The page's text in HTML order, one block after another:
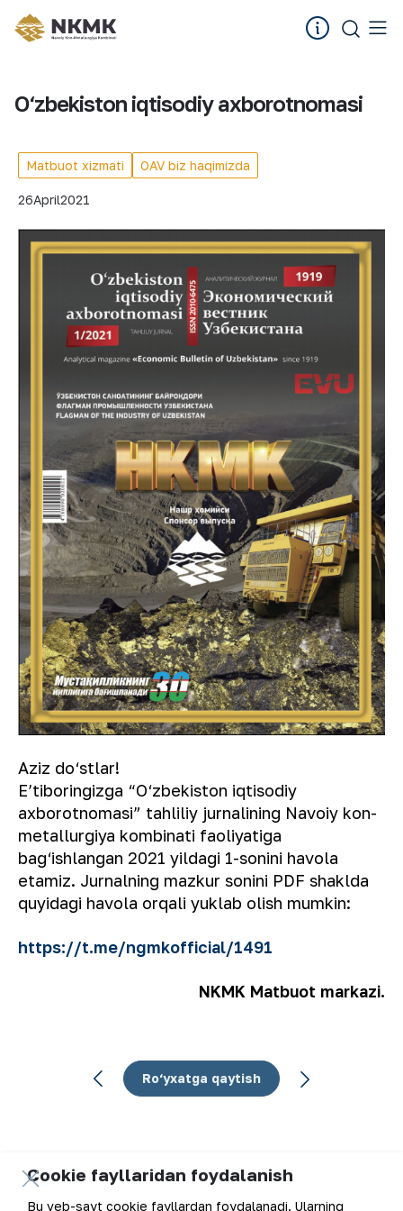
O‘zbekiston iqtisodiy axborotnomasi
Matbuot xizmati OAV biz haqimizda
26April2021
Aziz do‘stlar!
Eʼtiboringizga “O‘zbekiston iqtisodiy
axborotnomasi” tahliliy jurnalining Navoiy kon-
metallurgiya kombinati faoliyatiga
bag‘ishlangan 2021 yildagi 1-sonini havola
etamiz. Jurnalning mazkur sonini PDF shaklda
quyidagi havola orqali yuklab olish mumkin:
https://t.me/ngmkofficial/1491
NKMK Matbuot markazi.
Ro‘yxatga qaytish
Elektron pochta manzili
Cookie fayllaridan foydalanish
Bu veb-sayt cookie fayllardan foydalanadi. Ularning